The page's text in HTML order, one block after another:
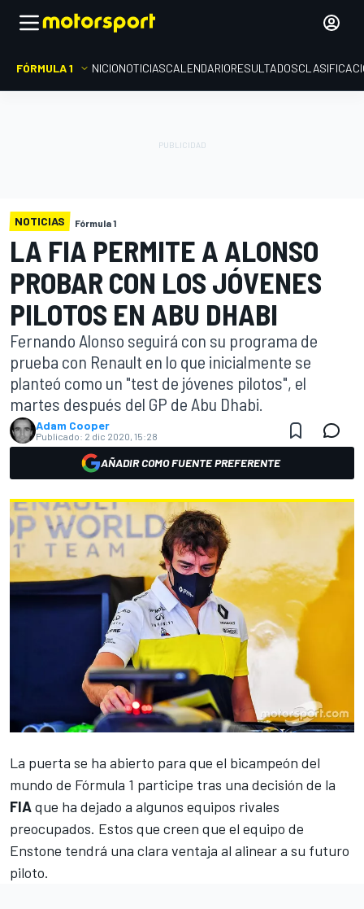
FÓRMULA 1 INICIONOTICIASCALENDARIORESULTADOS
NOTICIAS Fórmula 1
LA FIA PERMITE A ALONSO
PROBAR CON LOS JÓVENES
PILOTOS EN ABU DHABI
Fernando Alonso seguirá con su programa de
prueba con Renault en lo que inicialmente se
planteó como un "test de jóvenes pilotos", el
martes después del GP de Abu Dhabi.
Adam Cooper
Publicado: 2 dic 2020, 15:28
AÑADIR COMO FUENTE PREFERENTE
La puerta se ha abierto para que el bicampeón del
mundo de Fórmula 1 participe tras una decisión de la
FIAque ha dejado a algunos equipos rivales
preocupados. Estos que creen que el equipo de
Enstone tendrá una clara ventaja al alinear a su futuro
piloto.